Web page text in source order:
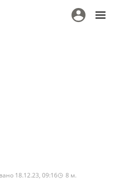
18.12.23, 09:16 8 м.